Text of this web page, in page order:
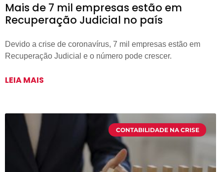
Mais de 7 mil empresas estão em
Recuperação Judicial no país
Devido a crise de coronavírus, 7 mil empresas estão em
Recuperação Judicial e o número pode crescer.
LEIA MAIS
CONTABILIDADE NA CRISE